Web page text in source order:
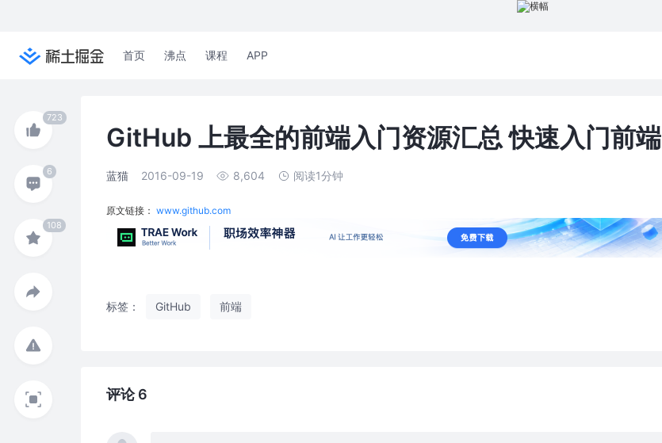
首页 沸点 课程 APP
GitHub 上最全的前端入门资源汇总 快速入门前端
蓝猫 2016-09-19 8,604 阅读1分钟
原文链接：www.github.com
标签： GitHub 前端
评论 6